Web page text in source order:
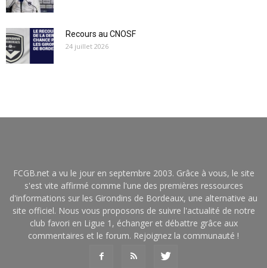
Recours au CNOSF
24 juillet 2026
FCGB.net a vu le jour en septembre 2003. Grâce à vous, le site
s'est vite affirmé comme l'une des premières ressources
d'informations sur les Girondins de Bordeaux, une alternative au
site officiel. Nous vous proposons de suivre l'actualité de notre
club favori en Ligue 1, échanger et débattre grâce aux
commentaires et le forum. Rejoignez la communauté !